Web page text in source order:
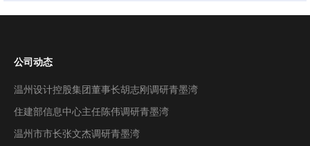
公司动态
温州设计控股集团董事长胡志刚调研青墨湾
住建部信息中心主任陈伟调研青墨湾
温州市市长张文杰调研青墨湾